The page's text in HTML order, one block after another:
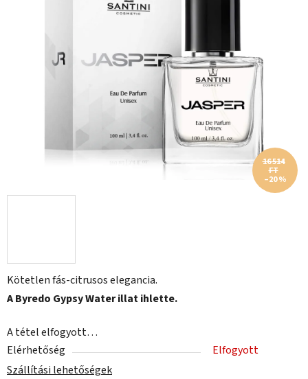
Kötetlen fás-citrusos elegancia.
A Byredo Gypsy Water illat ihlette.
A tétel elfogyott…
Elérhetőség
Elfogyott
Szállítási lehetőségek
16 514
FT
–20 %